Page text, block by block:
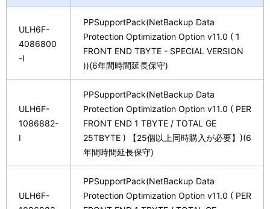
ULH6F-
4086800
-I
PPSupportPack(NetBackup Data
Protection Optimization Option v11.0 ( 1
FRONT END TBYTE - SPECIAL VERSION
))(6年間時間延長保守)
ULH6F-
1086882-
I
PPSupportPack(NetBackup Data
Protection Optimization Option v11.0 ( PER
FRONT END 1 TBYTE / TOTAL GE
25TBYTE ) 【25個以上同時購入が必要】)(6
年間時間延長保守)
ULH6F-
PPSupportPack(NetBackup Data
Protection Optimization Option v11.0 ( PER